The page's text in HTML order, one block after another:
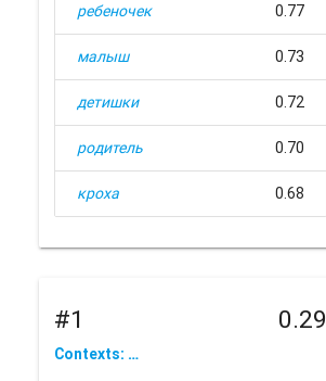
ребеночек 0.77
малыш 0.73
детишки 0.72
родитель 0.70
кроха 0.68
#1 0.29
Contexts: …